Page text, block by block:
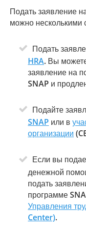
Подать заявление
можно несколькими
Подать
HRA. Вы
заявление на
SNAP и
Подайте
SNAP или в
организации
Если вы
денежной
подать
программе
Управления
Center).